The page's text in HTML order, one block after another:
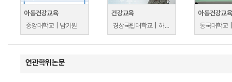
아동건강교육
중앙대학교 | 남기원
건강교육
경상국립대학교 | 하영미
아동건강교육
동국대학교
연관학위논문